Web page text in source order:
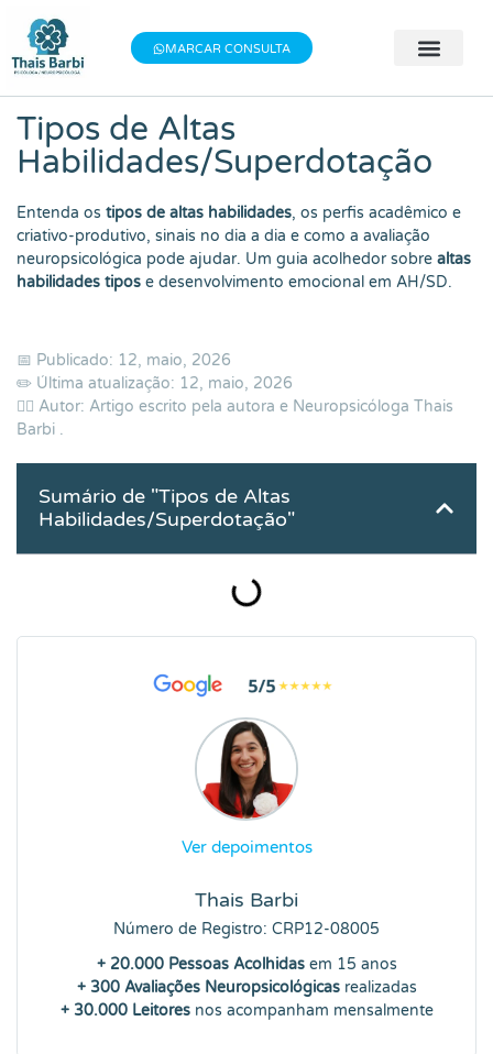
Baixe meu E-book gratuito "3 Técnicas do
Bem-estar"!
MARCAR CONSULTA
Tipos de Altas
Habilidades/Superdotação
Entenda os tipos de altas habilidades, os perfis acadêmico e
criativo-produtivo, sinais no dia a dia e como a avaliação
neuropsicológica pode ajudar. Um guia acolhedor sobre altas
habilidades tipos e desenvolvimento emocional em AH/SD.
📅 Publicado: 12, maio, 2026
✏️ Última atualização: 12, maio, 2026
👨‍⚕️ Autor: Artigo escrito pela autora e Neuropsicóloga Thais
Barbi .
Sumário de "Tipos de Altas
Habilidades/Superdotação"
Ver depoimentos
Thais Barbi
Número de Registro: CRP12-08005
+ 20.000 Pessoas Acolhidas em 15 anos
+ 300 Avaliações Neuropsicológicasrealizadas
+ 30.000 Leitoresnos acompanham mensalmente